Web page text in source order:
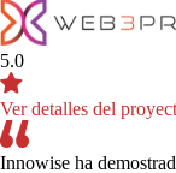
Next.js
Otros
17. ¿Está dispuesto a
Menor TCO
5.0
Ver detalles del
Innowise ha